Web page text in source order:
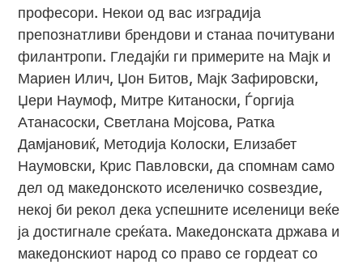
професори. Некои од вас изградија
препознатливи брендови и станаа почитувани
филантропи. Гледајќи ги примерите на Мајк и
Мариен Илич, Џон Битов, Мајк Зафировски,
Џери Наумоф, Митре Китаноски, Ѓоргија
Атанасоски, Светлана Мојсова, Ратка
Дамјановиќ, Методија Колоски, Елизабет
Наумовски, Крис Павловски, да спомнам само
дел од македонското иселеничко соѕвездие,
некој би рекол дека успешните иселеници веќе
ја достигнале среќата. Македонската држава и
македонскиот народ со право се гордеат со